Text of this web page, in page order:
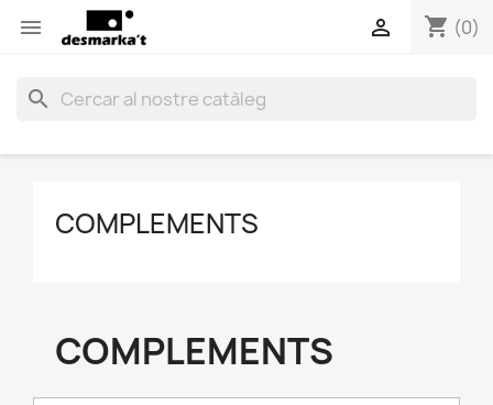
 shopping_cart (0)

search
COMPLEMENTS
COMPLEMENTS